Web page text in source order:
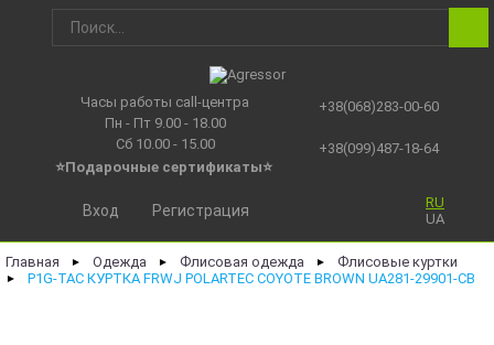
Часы работы call-центра
Пн - Пт 9.00 - 18.00
Сб 10.00 - 15.00
⭐Подарочные сертификаты⭐
+38(068)283-00-60
+38(099)487-18-64
RU
UA
Вход Регистрация
Главная ► Одежда ► Флисовая одежда ► Флисовые куртки
► P1G-TAC КУРТКА FRWJ POLARTEC COYOTE BROWN UA281-29901-CB